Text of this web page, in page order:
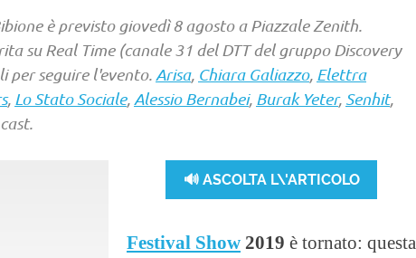
è previsto giovedì 8 agosto a Piazzale Zenith.
su Real Time (canale 31 del DTT del gruppo Discovery
per seguire l'evento. Arisa, Chiara Galiazzo, Elettra
, Lo Stato Sociale, Alessio Bernabei, Burak Yeter, Senhit,
🔊 ASCOLTA L\'ARTICOLO
Festival Show 2019 è tornato: questa